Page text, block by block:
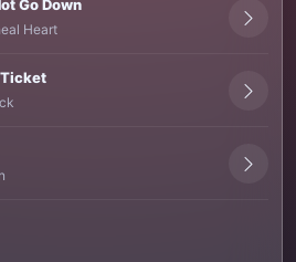
Go Down
Heart
Ticket